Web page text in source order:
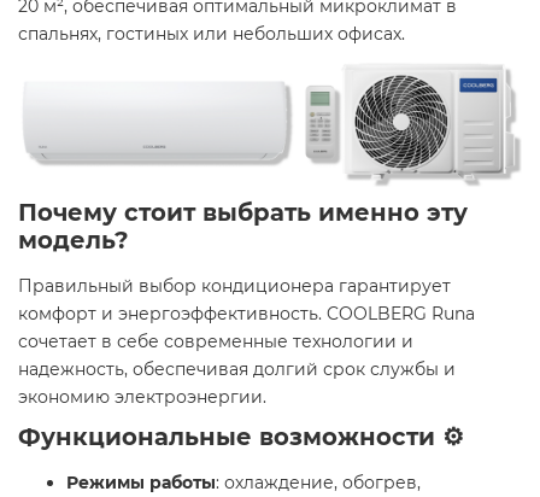
20 м², обеспечивая оптимальный микроклимат в
спальнях, гостиных или небольших офисах.
Почему стоит выбрать именно эту
модель?
Правильный выбор кондиционера гарантирует
комфорт и энергоэффективность. COOLBERG Runa
сочетает в себе современные технологии и
надежность, обеспечивая долгий срок службы и
экономию электроэнергии.
Функциональные возможности ⚙️
Режимы работы: охлаждение, обогрев,